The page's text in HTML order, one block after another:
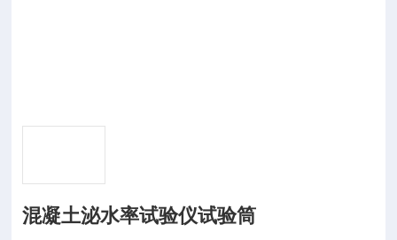
混凝土泌水率试验仪试验筒